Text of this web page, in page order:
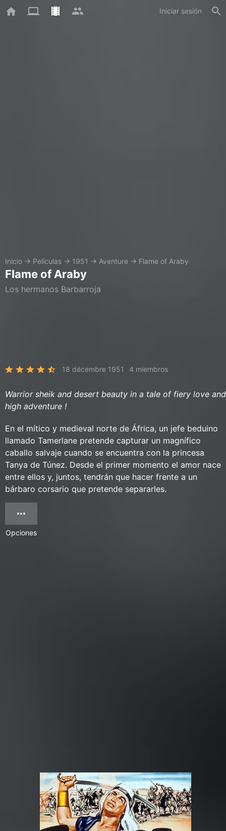
Iniciar sesión
Inicio → Películas → 1951 → Aventure → Flame of Araby
Flame of Araby
Los hermanos Barbarroja
18 décembre 1951 4 miembros
Warrior sheik and desert beauty in a tale of fiery love and
high adventure !
En el mítico y medieval norte de África, un jefe beduino
llamado Tamerlane pretende capturar un magnífico
caballo salvaje cuando se encuentra con la princesa
Tanya de Túnez. Desde el primer momento el amor nace
entre ellos y, juntos, tendrán que hacer frente a un
bárbaro corsario que pretende separarles.
Opciones